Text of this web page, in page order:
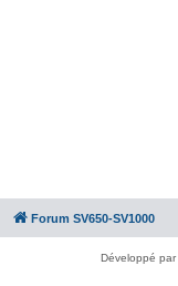
Forum SV650-SV1000
Développé par